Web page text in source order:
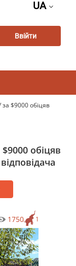
UA
Ввійти
$9000 обіцяв
обіцяв
1
1750